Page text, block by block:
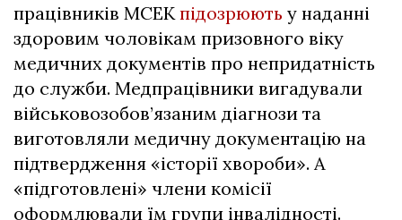
працівників МСЕК підозрюють у наданні
здоровим чоловікам призовного віку
медичних документів про непридатність
до служби. Медпрацівники вигадували
військовозобов’язаним діагнози та
виготовляли медичну документацію на
підтвердження «історії хвороби». А
«підготовлені» члени комісії
оформлювали їм групи інвалідності.